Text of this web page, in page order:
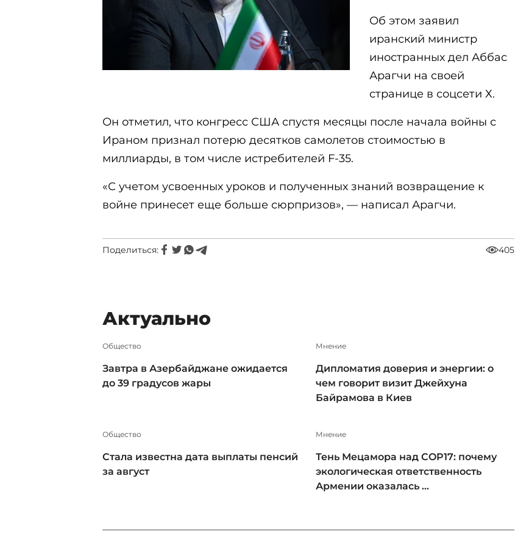
Об этом заявил
иранский министр
иностранных дел Аббас
Арагчи на своей
странице в соцсети Х.
Он отметил, что конгресс США спустя месяцы после начала войны с
Ираном признал потерю десятков самолетов стоимостью в
миллиарды, в том числе истребителей F-35.
«С учетом усвоенных уроков и полученных знаний возвращение к
войне принесет еще больше сюрпризов», — написал Арагчи.
Поделиться: 405
Актуально
Общество
Завтра в Азербайджане ожидается
до 39 градусов жары
Мнение
Дипломатия доверия и энергии: о
чем говорит визит Джейхуна
Байрамова в Киев
Общество
Стала известна дата выплаты пенсий
за август
Мнение
Тень Мецамора над COP17: почему
экологическая ответственность
Армении оказалась ...